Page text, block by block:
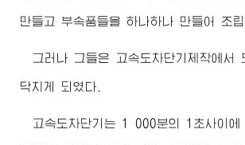
만들고 부속품들을 하나하나 만들어 조립
그러나 그들은 고속도차단기제작에서
닥치게 되였다.
고속도차단기는 1 000분의 1초사이